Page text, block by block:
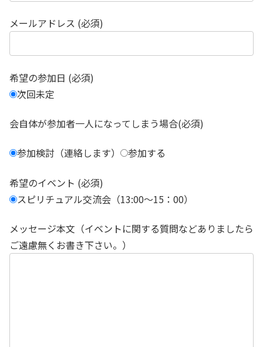
メールアドレス (必須)
希望の参加日 (必須)
次回未定
会自体が参加者一人になってしまう場合(必須)
参加検討（連絡します） 参加する
希望のイベント (必須)
スピリチュアル交流会（13:00～15：00）
メッセージ本文（イベントに関する質問などありましたら
ご遠慮無くお書き下さい。）